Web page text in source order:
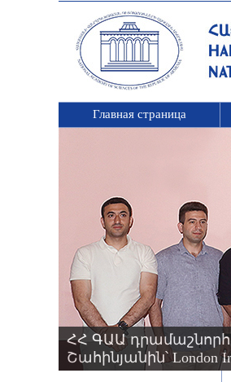
Главная страница
ՀՀ ԳԱԱ
Շահինյանին՝ London